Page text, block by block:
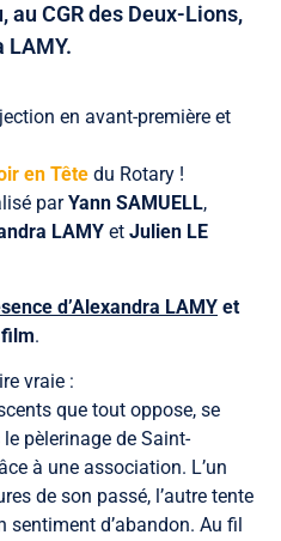
au CGR des Deux-Lions,
LAMY.
en avant-première et
en Tête du Rotary !
parYann SAMUELL,
LAMY et Julien LE
d’Alexandra LAMY et
film.
vraie :
que tout oppose, se
pèlerinage de Saint-
à une association. L’un
de son passé, l’autre tente
d’abandon. Au fil